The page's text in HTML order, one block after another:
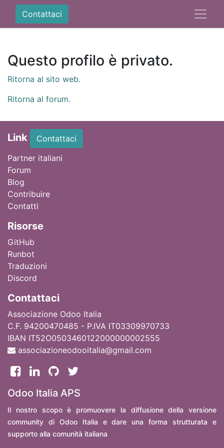
Contattaci
Questo profilo è privato.
Ritorna al sito web.
Ritorna al forum.
Link
Contattaci
Partner italiani
Forum
Blog
Contribuire
Contatti
Risorse
GitHub
Runbot
Traduzioni
Discord
Contattaci
Associazione Odoo Italia
C.F. 94200470485 - P.IVA IT03309970733
IBAN IT52O0503460122000000002555
associazioneodooitalia@gmail.com
Odoo Italia APS
Il nostro scopo è promuovere la diffusione della versione
community di Odoo Italia e dare una forma strutturata e
supporto alla comunità italiana